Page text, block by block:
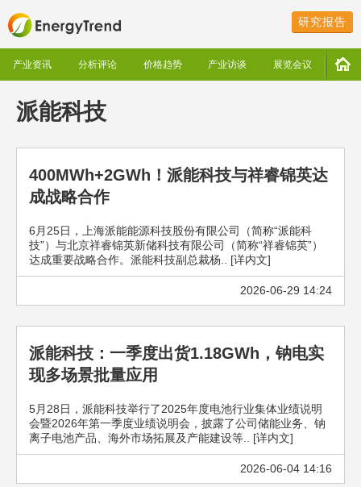
研究报告
产业资讯 分析评论 价格趋势 产业访谈 展览会议
派能科技
400MWh+2GWh！派能科技与祥睿锦英达
成战略合作
6月25日，上海派能能源科技股份有限公司（简称“派能科
技”）与北京祥睿锦英新储科技有限公司（简称“祥睿锦英”）
达成重要战略合作。派能科技副总裁杨.. [详内文]
2026-06-29 14:24
派能科技：一季度出货1.18GWh，钠电实
现多场景批量应用
5月28日，派能科技举行了2025年度电池行业集体业绩说明
会暨2026年第一季度业绩说明会，披露了公司储能业务、钠
离子电池产品、海外市场拓展及产能建设等.. [详内文]
2026-06-04 14:16